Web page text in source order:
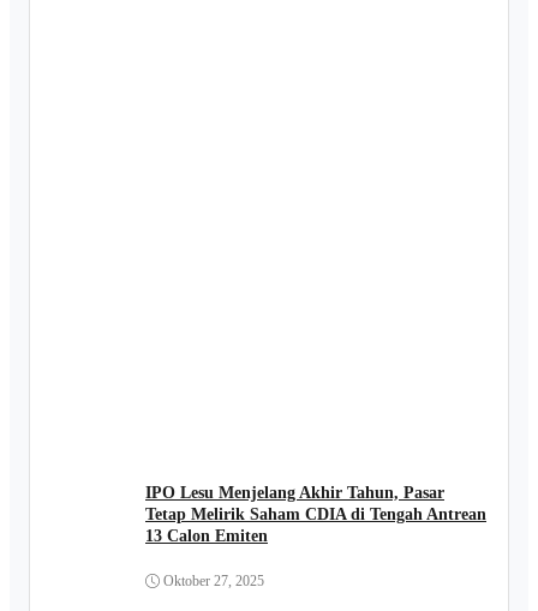
IPO Lesu Menjelang Akhir Tahun, Pasar
Tetap Melirik Saham CDIA di Tengah Antrean
13 Calon Emiten
Oktober 27, 2025